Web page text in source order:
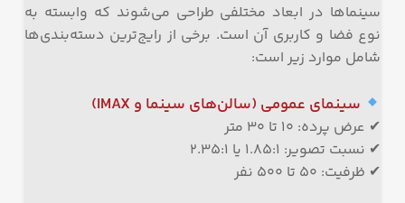
سینماها در ابعاد مختلفی طراحی می‌شوند که وابسته به
نوع فضا و کاربری آن است. برخی از رایج‌ترین دسته‌بندی‌ها
شامل موارد زیر است:
سینمای عمومی (سالن‌های سینما و IMAX)
✔ عرض پرده: ۱۰ تا ۳۰ متر
✔ نسبت تصویر: ۱.۸۵:۱ یا ۲.۳۵:۱
✔ ظرفیت: ۵۰ تا ۵۰۰ نفر